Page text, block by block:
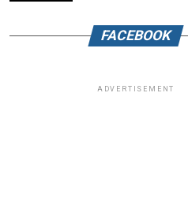
FACEBOOK
ADVERTISEMENT